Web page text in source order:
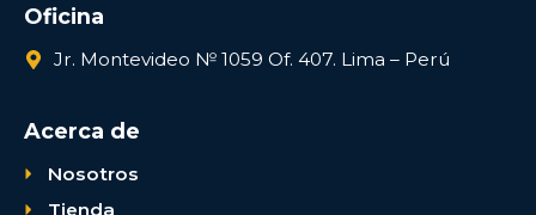
Oficina
Jr. Montevideo № 1059 Of. 407. Lima – Perú
Acerca de
Nosotros
Tienda